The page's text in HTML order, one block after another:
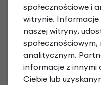
1,00 zł -
od
Raty
społecznościowe i
witrynie.
naszej witryny,
analitycznym.
informacje z innymi
Ciebie lub